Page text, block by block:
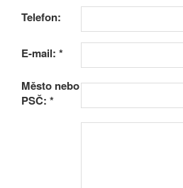
Telefon:
E-mail: *
Město nebo
PSČ: *